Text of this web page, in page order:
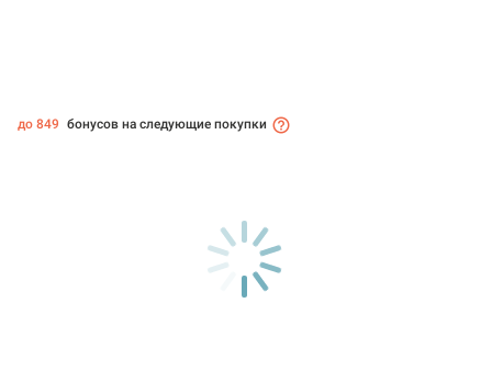
до 849 бонусов на следующие покупки